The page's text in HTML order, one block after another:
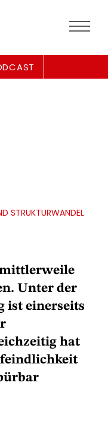
STRUKTURWANDEL
Unter der
ist einerseits
hat